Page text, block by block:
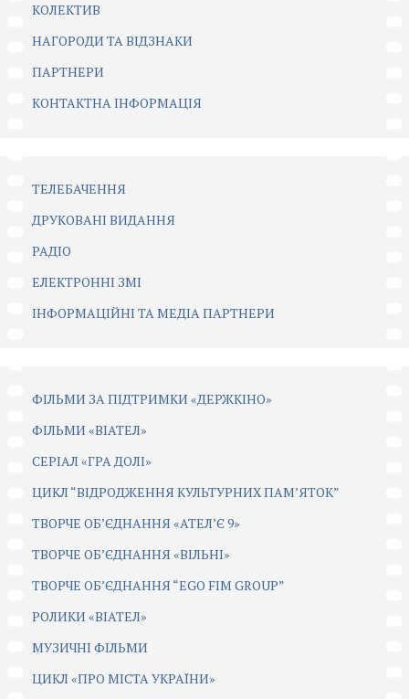
КОЛЕКТИВ
НАГОРОДИ ТА ВІДЗНАКИ
ПАРТНЕРИ
КОНТАКТНА ІНФОРМАЦІЯ
ТЕЛЕБАЧЕННЯ
ДРУКОВАНІ ВИДАННЯ
РАДІО
ЕЛЕКТРОННІ ЗМІ
ІНФОРМАЦІЙНІ ТА МЕДІА ПАРТНЕРИ
ФІЛЬМИ ЗА ПІДТРИМКИ «ДЕРЖКІНО»
ФІЛЬМИ «ВІАТЕЛ»
СЕРІАЛ «ГРА ДОЛІ»
ЦИКЛ “ВІДРОДЖЕННЯ КУЛЬТУРНИХ ПАМ’ЯТОК”
ТВОРЧЕ ОБ’ЄДНАННЯ «АТЕЛ’Є 9»
ТВОРЧЕ ОБ’ЄДНАННЯ «ВІЛЬНІ»
ТВОРЧЕ ОБ’ЄДНАННЯ “EGO FIM GROUP”
РОЛИКИ «ВІАТЕЛ»
МУЗИЧНІ ФІЛЬМИ
ЦИКЛ «ПРО МІСТА УКРАЇНИ»